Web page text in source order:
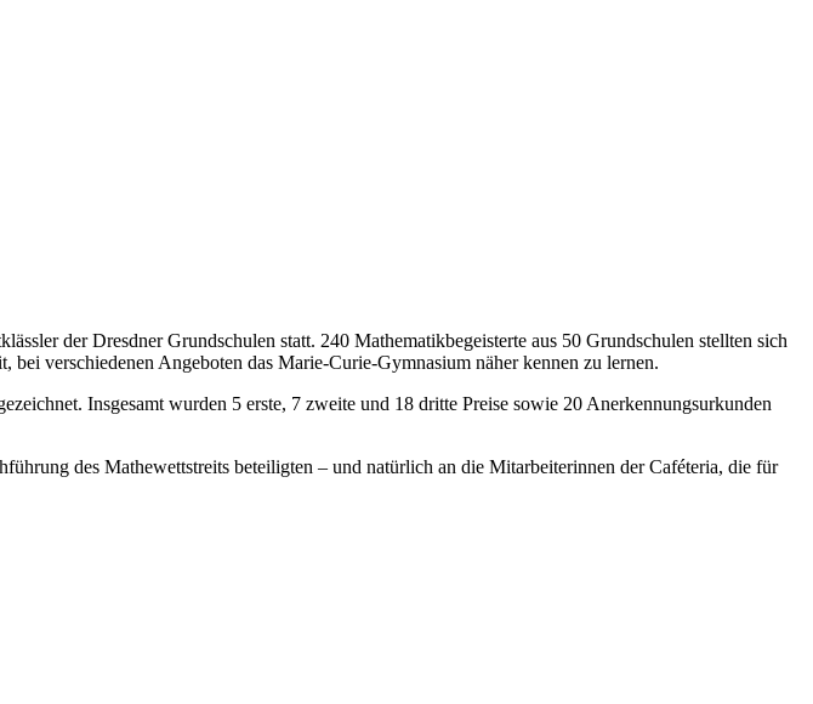
der Dresdner Grundschulen statt. 240 Mathematikbegeisterte aus 50 Grundschulen stellten sich
verschiedenen Angeboten das Marie-Curie-Gymnasium näher kennen zu lernen.
Insgesamt wurden 5 erste, 7 zweite und 18 dritte Preise sowie 20 Anerkennungsurkunden
des Mathewettstreits beteiligten – und natürlich an die Mitarbeiterinnen der Caféteria, die für